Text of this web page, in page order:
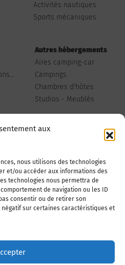
aux
nous utilisons des technologies
et/ou accéder aux informations des
technologies nous permettra de
de navigation ou les ID
consentir ou de retirer son
sur certaines caractéristiques et
Activités nautiques
Sports mécaniques
Autres hébergements
Aires camping-car
Campings
Chambres d'hôtes
Studios - Meublés
Publiez votre annonce
Nous contacter